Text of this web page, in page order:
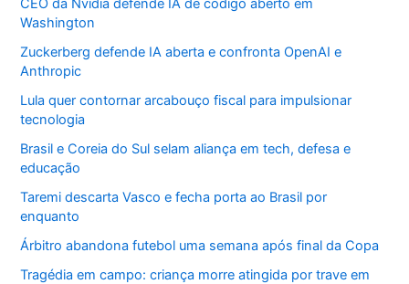
CEO da Nvidia defende IA de código aberto em
Washington
Zuckerberg defende IA aberta e confronta OpenAI e
Anthropic
Lula quer contornar arcabouço fiscal para impulsionar
tecnologia
Brasil e Coreia do Sul selam aliança em tech, defesa e
educação
Taremi descarta Vasco e fecha porta ao Brasil por
enquanto
Árbitro abandona futebol uma semana após final da Copa
Tragédia em campo: criança morre atingida por trave em